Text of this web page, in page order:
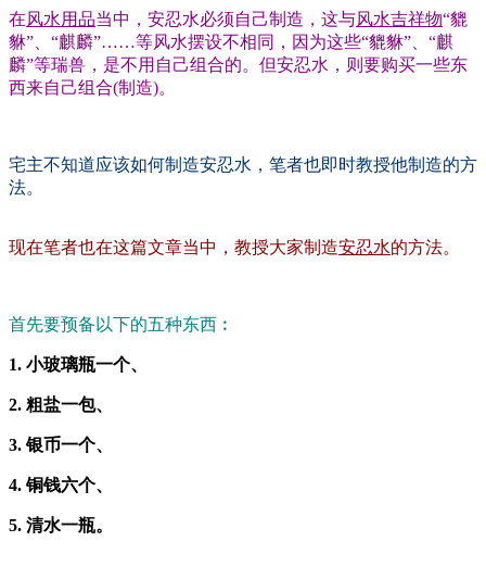
在风水用品当中，安忍水必须自己制造，这与风水吉祥物“貔
貅”、“麒麟”……等风水摆设不相同，因为这些“貔貅”、“麒
麟”等瑞兽，是不用自己组合的。但安忍水，则要购买一些东
西来自己组合(制造)。
宅主不知道应该如何制造安忍水，笔者也即时教授他制造的方
法。
现在笔者也在这篇文章当中，教授大家制造安忍水的方法。
首先要预备以下的五种东西︰
1. 小玻璃瓶一个、
2. 粗盐一包、
3. 银币一个、
4. 铜钱六个、
5. 清水一瓶。